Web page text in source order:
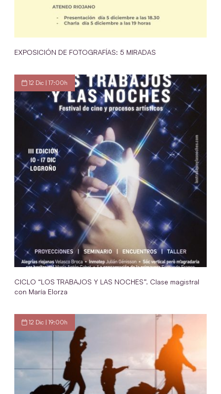
EXPOSICIÓN DE FOTOGRAFÍAS: 5 MIRADAS
12 Dic | 17:00h
CICLO “LOS TRABAJOS Y LAS NOCHES”. Clase magistral
con María Elorza
12 Dic | 19:00h